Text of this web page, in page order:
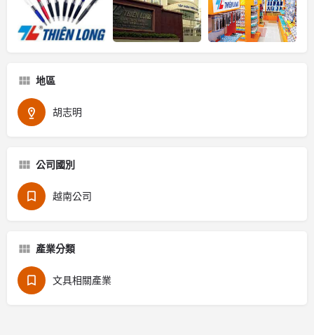
地區
胡志明
公司國別
越南公司
產業分類
文具相關產業